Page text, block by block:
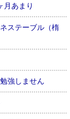
月あまり
ステーブル（楕
強しません